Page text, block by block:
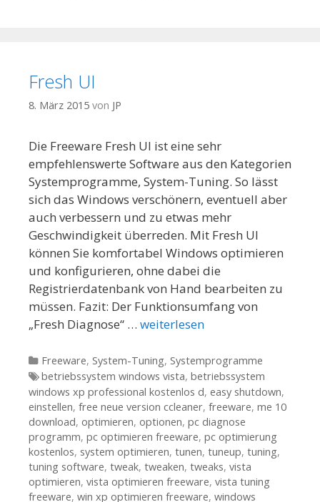
Fresh UI
8. März 2015 von JP
Die Freeware Fresh UI ist eine sehr
empfehlenswerte Software aus den Kategorien
Systemprogramme, System-Tuning. So lässt
sich das Windows verschönern, eventuell aber
auch verbessern und zu etwas mehr
Geschwindigkeit überreden. Mit Fresh UI
können Sie komfortabel Windows optimieren
und konfigurieren, ohne dabei die
Registrierdatenbank von Hand bearbeiten zu
müssen. Fazit: Der Funktionsumfang von
„Fresh Diagnose“ … weiterlesen
Kategorien
Freeware, System-Tuning, Systemprogramme
Tags
betriebssystem windows vista, betriebssystem
windows xp professional kostenlos d, easy shutdown,
einstellen, free neue version ccleaner, freeware, me 10
download, optimieren, optionen, pc diagnose
programm, pc optimieren freeware, pc optimierung
kostenlos, system optimieren, tunen, tuneup, tuning,
tuning software, tweak, tweaken, tweaks, vista
optimieren, vista optimieren freeware, vista tuning
freeware, win xp optimieren freeware, windows